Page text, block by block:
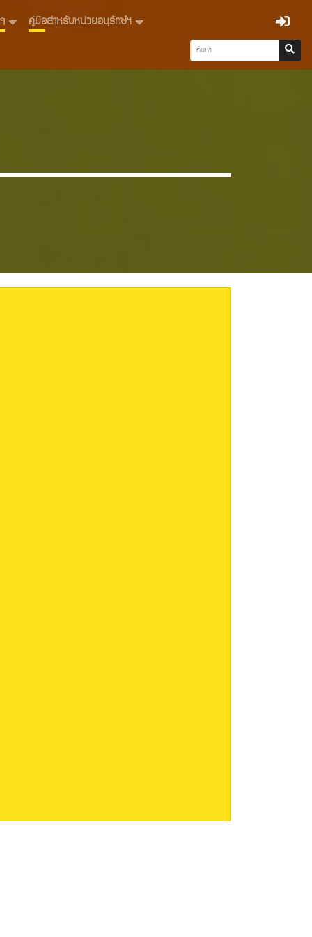
คู่มือสำหรับหน่วยอนุรักษ์ฯ